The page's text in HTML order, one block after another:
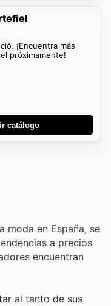
¡Encuentra más
próximamente!
catálogo
moda en España, se
a precios
encuentran
al tanto de sus